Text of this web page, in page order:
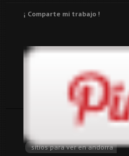
¡ Comparte mi trabajo !
andorra
sitios para ver en andorra